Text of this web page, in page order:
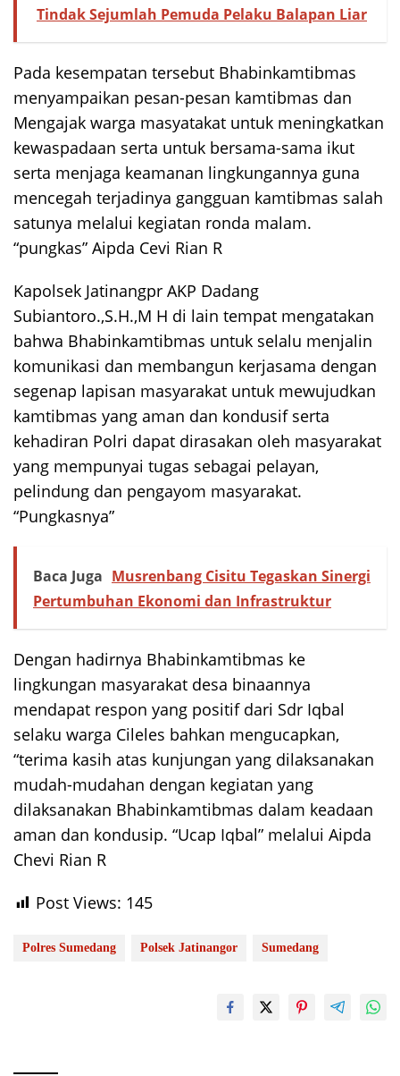
Tindak Sejumlah Pemuda Pelaku Balapan Liar
Pada kesempatan tersebut Bhabinkamtibmas
menyampaikan pesan-pesan kamtibmas dan
Mengajak warga masyatakat untuk meningkatkan
kewaspadaan serta untuk bersama-sama ikut
serta menjaga keamanan lingkungannya guna
mencegah terjadinya gangguan kamtibmas salah
satunya melalui kegiatan ronda malam.
“pungkas” Aipda Cevi Rian R
Kapolsek Jatinangpr AKP Dadang
Subiantoro.,S.H.,M H di lain tempat mengatakan
bahwa Bhabinkamtibmas untuk selalu menjalin
komunikasi dan membangun kerjasama dengan
segenap lapisan masyarakat untuk mewujudkan
kamtibmas yang aman dan kondusif serta
kehadiran Polri dapat dirasakan oleh masyarakat
yang mempunyai tugas sebagai pelayan,
pelindung dan pengayom masyarakat.
“Pungkasnya”
Baca Juga Musrenbang Cisitu Tegaskan Sinergi
Pertumbuhan Ekonomi dan Infrastruktur
Dengan hadirnya Bhabinkamtibmas ke
lingkungan masyarakat desa binaannya
mendapat respon yang positif dari Sdr Iqbal
selaku warga Cileles bahkan mengucapkan,
“terima kasih atas kunjungan yang dilaksanakan
mudah-mudahan dengan kegiatan yang
dilaksanakan Bhabinkamtibmas dalam keadaan
aman dan kondusip. “Ucap Iqbal” melalui Aipda
Chevi Rian R
Post Views: 145
Polres Sumedang Polsek Jatinangor Sumedang